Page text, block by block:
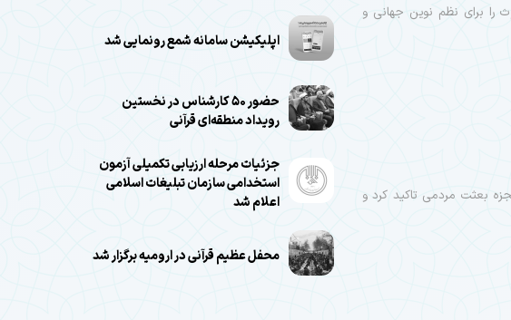
را برای نظم نوین جهانی و
بعثت مردمی تاکید کرد و
اپلیکیشن سامانه شمع رونمایی شد
حضور ۵۰ کارشناس در نخستین
رویداد منطقه‌ای قرآنی
جزئیات مرحله ارزیابی تکمیلی آزمون
استخدامی سازمان تبلیغات اسلامی
اعلام شد
محفل عظیم قرآنی در ارومیه برگزار شد